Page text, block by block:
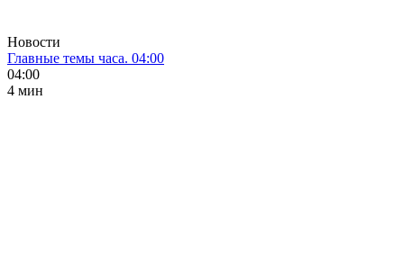
Новости
Главные темы часа. 04:00
04:00
4 мин